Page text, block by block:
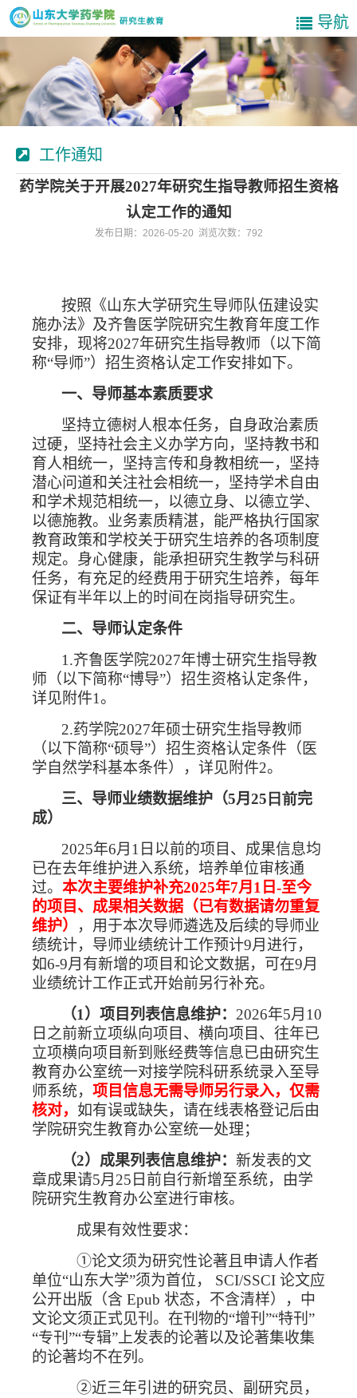
导航
工作通知
药学院关于开展2027年研究生指导教师招生资格
认定工作的通知
发布日期：2026-05-20 浏览次数： 792
按照《山东大学研究生导师队伍建设实
施办法》及齐鲁医学院研究生教育年度工作
安排，现将2027年研究生指导教师（以下简
称“导师”）招生资格认定工作安排如下。
一、导师基本素质要求
坚持立德树人根本任务，自身政治素质
过硬，坚持社会主义办学方向，坚持教书和
育人相统一，坚持言传和身教相统一，坚持
潜心问道和关注社会相统一，坚持学术自由
和学术规范相统一，以德立身、以德立学、
以德施教。业务素质精湛，能严格执行国家
教育政策和学校关于研究生培养的各项制度
规定。身心健康，能承担研究生教学与科研
任务，有充足的经费用于研究生培养，每年
保证有半年以上的时间在岗指导研究生。
二、导师认定条件
1.齐鲁医学院2027年博士研究生指导教
师（以下简称“博导”）招生资格认定条件，
详见附件1 。
2.药学院2027年硕士研究生指导教师
（以下简称“硕导”）招生资格认定条件（医
学自然学科基本条件），详见附件2。
三、导师业绩数据维护（5月 25日前完
成）
2025年6月 1 日以前的项目、成果信息均
已在去年维护进入系统，培养单位审核通
过。 本次主要维护补充2025年7月 1 日-至今
的项目、成果相关数据（已有数据请勿重复
维护）
，用于本次导师遴选及后续的导师业
绩统计，导师业绩统计工作预计9月进行，
如6-9月有新增的项目和论文数据，可在9月
业绩统计工作正式开始前另行补充。
（1 ）项目列表信息维护： 2026年5月 10
日之前新立项纵向项目、横向项目、往年已
立项横向项目新到账经费等信息已由研究生
教育办公室统一对接学院科研系统录入至导
师系统， 项目信息无需导师另行录入，仅需
核对， 如有误或缺失，请在线表格登记后由
学院研究生教育办公室统一处理；
（2）成果列表信息维护： 新发表的文
章成果请5月 25 日前自行新增至系统，由学
院研究生教育办公室进行审核。
成果有效性要求：
①论文须为研究性论著且申请人作者
单位“山东大学”须为首位，
SCI/SSCI 论文应
公开出版（含 Epub 状态，不含清样），中
文论文须正式见刊。在刊物的“增刊”“特刊”
“专刊”“专辑”上发表的论著以及论著集收集
的论著均不在列。
②近三年引进的研究员、副研究员，